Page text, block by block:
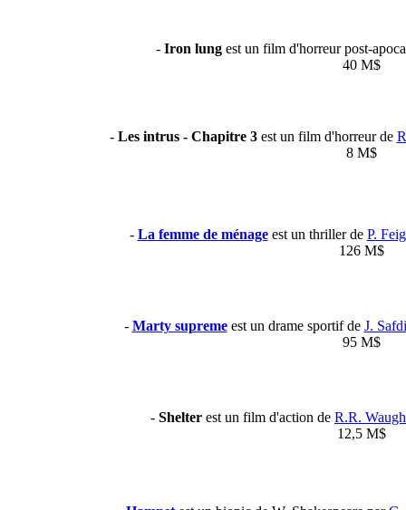
- Iron lung est un film d'horreur post-
40 M$
- Les intrus - Chapitre 3 est un film d'horreur de
8 M$
- La femme de ménage est un thriller de P. Feig
126 M$
- Marty supreme est un drame sportif de J.
95 M$
- Shelter est un film d'action de R.R. Waugh
12,5 M$